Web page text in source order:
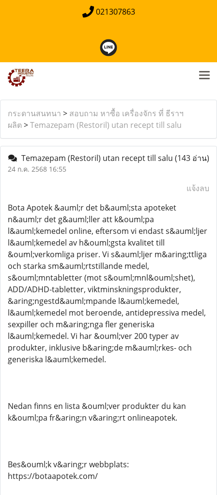
021307863
กระดานสนทนา > สอบถาม หาซื้อ เครื่องจักร ที่ ธีราฯ
ผลิต >Temazepam (Restoril) utan recept till salu
Temazepam (Restoril) utan recept till salu (143 อ่าน)
24 ก.ค. 2568 16:55
แจ้งลบ
Bota Apotek &auml;r det b&auml;sta apoteket
n&auml;r det g&auml;ller att k&ouml;pa
l&auml;kemedel online, eftersom vi endast s&auml;ljer
l&auml;kemedel av h&ouml;gsta kvalitet till
&ouml;verkomliga priser. Vi s&auml;ljer m&aring;ttliga
och starka sm&auml;rtstillande medel,
s&ouml;mntabletter (mot s&ouml;mnl&ouml;shet),
ADD/ADHD-tabletter, viktminskningsprodukter,
&aring;ngestd&auml;mpande l&auml;kemedel,
l&auml;kemedel mot beroende, antidepressiva medel,
sexpiller och m&aring;nga fler generiska
l&auml;kemedel. Vi har &ouml;ver 200 typer av
produkter, inklusive b&aring;de m&auml;rkes- och
generiska l&auml;kemedel.
Nedan finns en lista &ouml;ver produkter du kan
k&ouml;pa fr&aring;n v&aring;rt onlineapotek.
Bes&ouml;k v&aring;r webbplats:
https://botaapotek.com/